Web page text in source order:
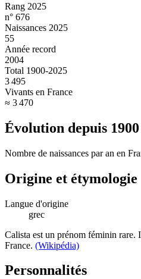
Rang 2025
n° 676
Naissances 2025
55
Année record
2004
Total 1900-2025
3 495
Vivants en France
≈ 3 470
Évolution depuis 1900
Nombre de naissances par an en
Origine et étymologie
Langue d'origine
grec
Calista est un prénom féminin rare.
France. (Wikipédia)
Personnalités